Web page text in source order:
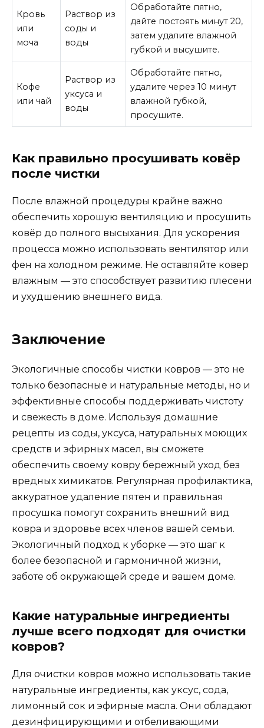
Кровь
или
моча
Раствор из
соды и
воды
Обработайте пятно,
дайте постоять минут 20,
затем удалите влажной
губкой и высушите.
Кофе
или чай
Раствор из
уксуса и
воды
Обработайте пятно,
удалите через 10 минут
влажной губкой,
просушите.
Как правильно просушивать ковёр
после чистки
После влажной процедуры крайне важно
обеспечить хорошую вентиляцию и просушить
ковёр до полного высыхания. Для ускорения
процесса можно использовать вентилятор или
фен на холодном режиме. Не оставляйте ковер
влажным — это способствует развитию плесени
и ухудшению внешнего вида.
Заключение
Экологичные способы чистки ковров — это не
только безопасные и натуральные методы, но и
эффективные способы поддерживать чистоту
и свежесть в доме. Используя домашние
рецепты из соды, уксуса, натуральных моющих
средств и эфирных масел, вы сможете
обеспечить своему ковру бережный уход без
вредных химикатов. Регулярная профилактика,
аккуратное удаление пятен и правильная
просушка помогут сохранить внешний вид
ковра и здоровье всех членов вашей семьи.
Экологичный подход к уборке — это шаг к
более безопасной и гармоничной жизни,
заботе об окружающей среде и вашем доме.
Какие натуральные ингредиенты
лучше всего подходят для очистки
ковров?
Для очистки ковров можно использовать такие
натуральные ингредиенты, как уксус, сода,
лимонный сок и эфирные масла. Они обладают
дезинфицирующими и отбеливающими